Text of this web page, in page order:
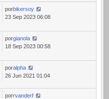
porbikersoy
23 Sep 2023 06:08
porgianola
18 Sep 2023 00:58
poralpha
26 Jun 2021 01:04
porrvanderf